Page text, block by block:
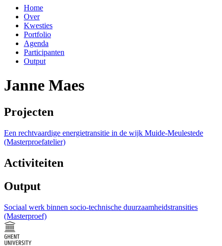
Home
Over
Kwesties
Portfolio
Agenda
Participanten
Output
Janne Maes
Projecten
Een rechtvaardige energietransitie in de wijk Muide-Meulestede
(Masterproefatelier)
Activiteiten
Output
Sociaal werk binnen socio-technische duurzaamheidstransities
(Masterproef)